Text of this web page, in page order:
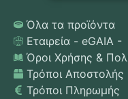
Όλα τα προϊόντα
Εταιρεία - eGAIA -
Όροι Χρήσης &
Τρόποι Αποστολής
Τρόποι Πληρωμής